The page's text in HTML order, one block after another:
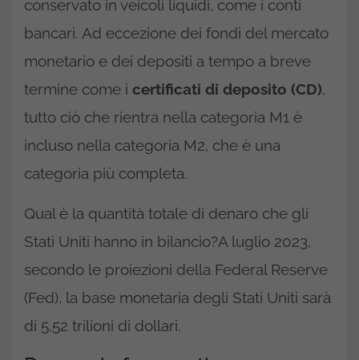
conservato in veicoli liquidi, come i conti
bancari. Ad eccezione dei fondi del mercato
monetario e dei depositi a tempo a breve
termine come i certificati di deposito (CD),
tutto ciò che rientra nella categoria M1 è
incluso nella categoria M2, che è una
categoria più completa.
Qual è la quantità totale di denaro che gli
Stati Uniti hanno in bilancio?A luglio 2023,
secondo le proiezioni della Federal Reserve
(Fed), la base monetaria degli Stati Uniti sarà
di 5,52 trilioni di dollari.